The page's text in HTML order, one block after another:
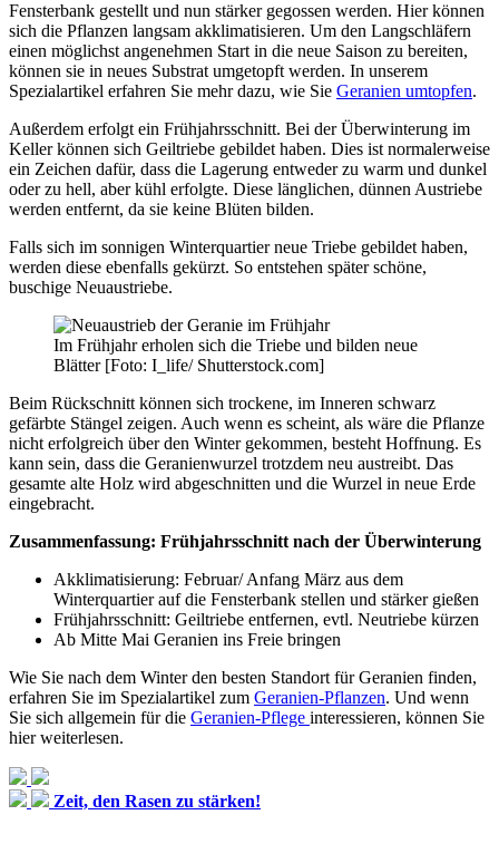
Fensterbank gestellt und nun stärker gegossen werden. Hier können
sich die Pflanzen langsam akklimatisieren. Um den Langschläfern
einen möglichst angenehmen Start in die neue Saison zu bereiten,
können sie in neues Substrat umgetopft werden. In unserem
Spezialartikel erfahren Sie mehr dazu, wie Sie Geranien umtopfen.
Außerdem erfolgt ein Frühjahrsschnitt. Bei der Überwinterung im
Keller können sich Geiltriebe gebildet haben. Dies ist normalerweise
ein Zeichen dafür, dass die Lagerung entweder zu warm und dunkel
oder zu hell, aber kühl erfolgte. Diese länglichen, dünnen Austriebe
werden entfernt, da sie keine Blüten bilden.
Falls sich im sonnigen Winterquartier neue Triebe gebildet haben,
werden diese ebenfalls gekürzt. So entstehen später schöne,
buschige Neuaustriebe.
Im Frühjahr erholen sich die Triebe und bilden neue
Blätter [Foto: I_life/ Shutterstock.com]
Beim Rückschnitt können sich trockene, im Inneren schwarz
gefärbte Stängel zeigen. Auch wenn es scheint, als wäre die Pflanze
nicht erfolgreich über den Winter gekommen, besteht Hoffnung. Es
kann sein, dass die Geranienwurzel trotzdem neu austreibt. Das
gesamte alte Holz wird abgeschnitten und die Wurzel in neue Erde
eingebracht.
Zusammenfassung: Frühjahrsschnitt nach der Überwinterung
Akklimatisierung: Februar/ Anfang März aus dem
Winterquartier auf die Fensterbank stellen und stärker gießen
Frühjahrsschnitt: Geiltriebe entfernen, evtl. Neutriebe kürzen
Ab Mitte Mai Geranien ins Freie bringen
Wie Sie nach dem Winter den besten Standort für Geranien finden,
erfahren Sie im Spezialartikel zum Geranien-Pflanzen. Und wenn
Sie sich allgemein für die Geranien-Pflege interessieren, können Sie
hier weiterlesen.
Zeit, den Rasen zu stärken!